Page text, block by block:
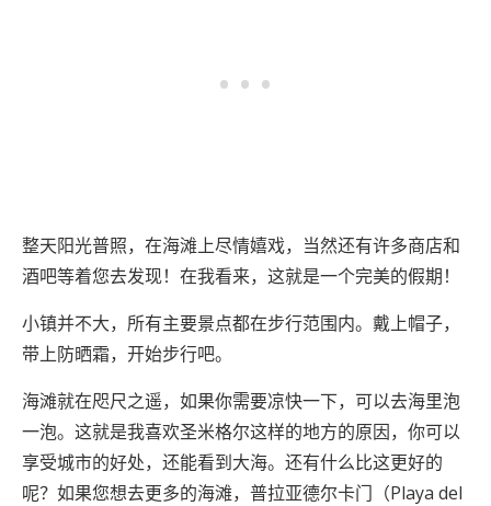
整天阳光普照，在海滩上尽情嬉戏，当然还有许多商店和
酒吧等着您去发现！在我看来，这就是一个完美的假期！
小镇并不大，所有主要景点都在步行范围内。戴上帽子，
带上防晒霜，开始步行吧。
海滩就在咫尺之遥，如果你需要凉快一下，可以去海里泡
一泡。这就是我喜欢圣米格尔这样的地方的原因，你可以
享受城市的好处，还能看到大海。还有什么比这更好的
呢？如果您想去更多的海滩，普拉亚德尔卡门（Playa del